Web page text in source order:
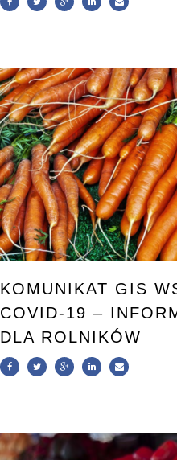
KOMUNIKAT GIS
COVID-19 –
DLA ROLNIKÓW